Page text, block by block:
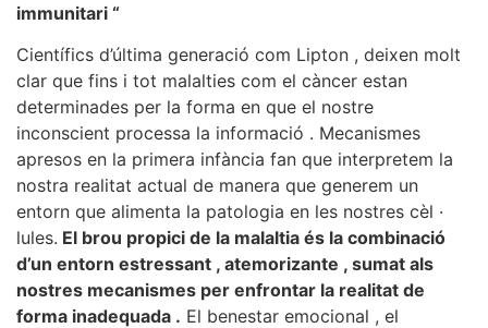
immunitari “
Científics d’última generació com Lipton , deixen molt
clar que fins i tot malalties com el càncer estan
determinades per la forma en que el nostre
inconscient processa la informació . Mecanismes
apresos en la primera infància fan que interpretem la
nostra realitat actual de manera que generem un
entorn que alimenta la patologia en les nostres cèl ·
lules. El brou propici de la malaltia és la combinació
d’un entorn estressant , atemorizante , sumat als
nostres mecanismes per enfrontar la realitat de
forma inadequada . El benestar emocional , el